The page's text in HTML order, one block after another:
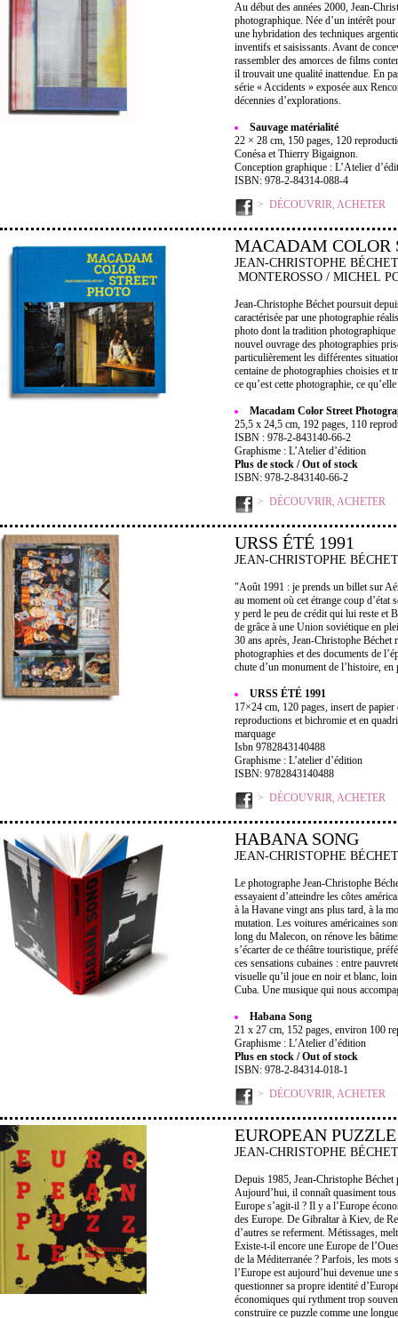
Au début des années 2000, Jean-
photographique. Née d’un intérêt
une hybridation des techniques
inventifs et saisissants. Avant de
rassembler des amorces de films
il trouvait une qualité inattendue. En
série « Accidents » exposée aux
décennies d’explorations.
Sauvage matérialité
22 × 28 cm, 150 pages, 120
Conésa et Thierry Bigaignon.
Conception graphique : L’Atelier
ISBN: 978-2-84314-088-4
DÉCOUVRIR, ACHETER
MACADAM COLOR
JEAN-CHRISTOPHE
MONTEROSSO / MICHEL
Jean-Christophe Béchet poursuit
caractérisée par une photographie
photo dont la tradition photographique
nouvel ouvrage des photographies
particulièrement les différentes
centaine de photographies choisies et
ce qu’est cette photographie, ce
Macadam Color Street
25,5 x 24,5 cm, 192 pages, 110
ISBN : 978-2-843140-66-2
Graphisme : L’Atelier d’édition
Plus de stock / Out of stock
ISBN: 978-2-843140-66-2
DÉCOUVRIR, ACHETER
URSS ÉTÉ 1991
JEAN-CHRISTOPHE BÉCHET
"Août 1991 : je prends un billet sur
au moment où cet étrange coup d’état
y perd le peu de crédit qui lui reste et
de grâce à une Union soviétique en
30 ans après, Jean-Christophe Béchet
photographies et des documents de
chute d’un monument de l’histoire, en
URSS ÉTÉ 1991
17×24 cm, 120 pages, insert de
reproductions et bichromie et en
marquage
Isbn 9782843140488
Graphisme : L’atelier d’édition
ISBN: 9782843140488
DÉCOUVRIR, ACHETER
HABANA SONG
JEAN-CHRISTOPHE BÉCHET
Le photographe Jean-Christophe
essayaient d’atteindre les côtes
à la Havane vingt ans plus tard, à la
mutation. Les voitures américaines
long du Malecon, on rénove les
s’écarter de ce théâtre touristique,
ces sensations cubaines : entre
visuelle qu’il joue en noir et blanc,
Cuba. Une musique qui nous
Habana Song
21 x 27 cm, 152 pages, environ 100
Graphisme : L’Atelier d’édition
Plus en stock / Out of stock
ISBN: 978-2-84314-018-1
DÉCOUVRIR, ACHETER
EUROPEAN PUZZLE
JEAN-CHRISTOPHE BÉCHET
Depuis 1985, Jean-Christophe
Aujourd’hui, il connaît quasiment
Europe s’agit-il ? Il y a l’Europe
des Europe. De Gibraltar à Kiev, de
d’autres se referment. Métissages,
Existe-t-il encore une Europe de
de la Méditerranée ? Parfois, les mots
l’Europe est aujourd’hui devenue une
questionner sa propre identité
économiques qui rythment trop
construire ce puzzle comme une